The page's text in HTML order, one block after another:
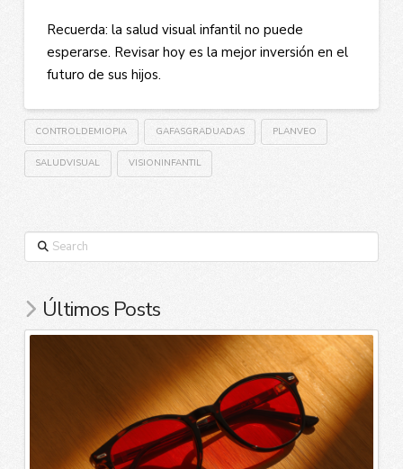
Recuerda: la salud visual infantil no puede
esperarse. Revisar hoy es la mejor inversión en el
futuro de sus hijos.
CONTROLDEMIOPIA GAFASGRADUADAS PLANVEO
SALUDVISUAL VISIONINFANTIL
Search
Últimos Posts